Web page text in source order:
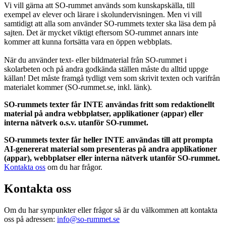
Vi vill gärna att SO-rummet används som kunskapskälla, till
exempel av elever och lärare i skolundervisningen. Men vi vill
samtidigt att alla som använder SO-rummets texter ska läsa dem på
sajten. Det är mycket viktigt eftersom SO-rummet annars inte
kommer att kunna fortsätta vara en öppen webbplats.
När du använder text- eller bildmaterial från SO-rummet i
skolarbeten och på andra godkända ställen måste du alltid uppge
källan! Det måste framgå tydligt vem som skrivit texten och varifrån
materialet kommer (SO-rummet.se, inkl. länk).
SO-rummets texter får INTE användas fritt som redaktionellt
material på andra webbplatser, applikationer (appar) eller
interna nätverk o.s.v. utanför SO-rummet.
SO-rummets texter får heller INTE användas till att prompta
AI-genererat material som presenteras på andra applikationer
(appar), webbplatser eller interna nätverk utanför SO-rummet.
Kontakta oss om du har frågor.
Kontakta oss
Om du har synpunkter eller frågor så är du välkommen att kontakta
oss på adressen: info@so-rummet.se